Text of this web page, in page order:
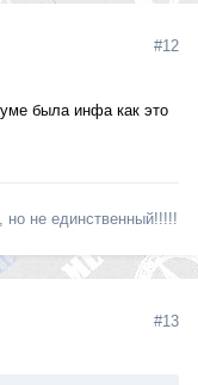
#12
была инфа как это
но не единственный!!!!!
#13